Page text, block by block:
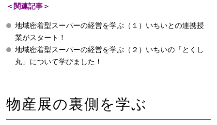
＜関連記事＞
地域密着型スーパーの経営を学ぶ（１）いちいとの連携授
業がスタート！
地域密着型スーパーの経営を学ぶ（２）いちいの「とくし
丸」について学びました！
物産展の裏側を学ぶ